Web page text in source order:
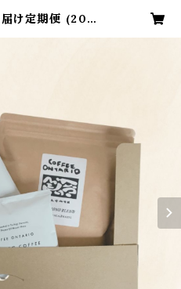
届け定期便 (200g